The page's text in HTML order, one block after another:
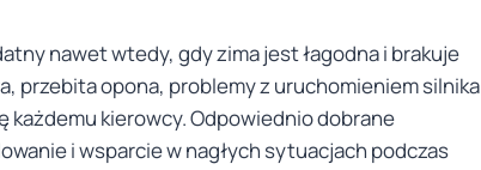
nawet wtedy, gdy zima jest łagodna i brakuje
przebita opona, problemy z uruchomieniem silnika
każdemu kierowcy. Odpowiednio dobrane
i wsparcie w nagłych sytuacjach podczas